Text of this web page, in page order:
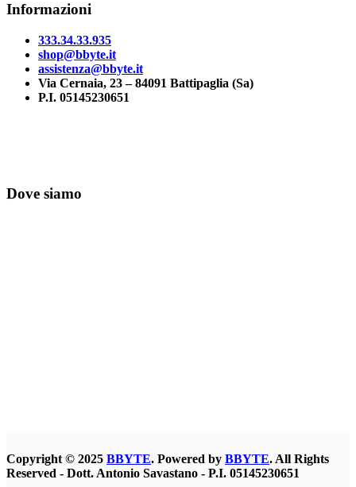
Informazioni
333.34.33.935
shop@bbyte.it
assistenza@bbyte.it
Via Cernaia, 23 – 84091 Battipaglia (Sa)
P.I. 05145230651
Dove siamo
Copyright © 2025 BBYTE. Powered by BBYTE. All Rights
Reserved - Dott. Antonio Savastano - P.I. 05145230651